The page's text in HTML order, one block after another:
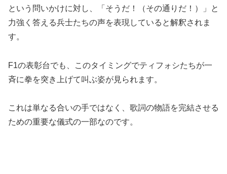
という問いかけに対し、「そうだ！（その通りだ！）」と
力強く答える兵士たちの声を表現していると解釈されま
す。
F1の表彰台でも、このタイミングでティフォシたちが一
斉に拳を突き上げて叫ぶ姿が見られます。
これは単なる合いの手ではなく、歌詞の物語を完結させる
ための重要な儀式の一部なのです。